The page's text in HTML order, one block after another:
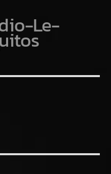
Le-